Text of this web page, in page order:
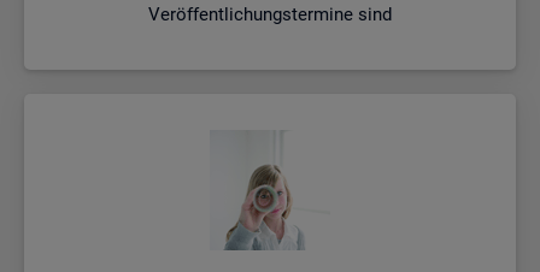
Veröffentlichungstermine sind